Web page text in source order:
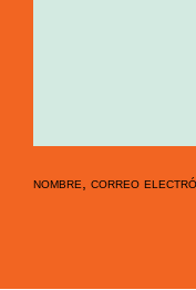
nombre, correo